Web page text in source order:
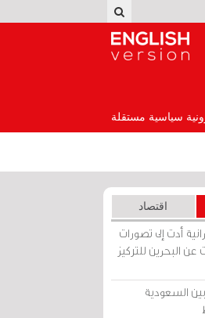
سياسية مستقلة
اقتصاد
أدت إلى تصورات
البحرين للتركيز
السعودية